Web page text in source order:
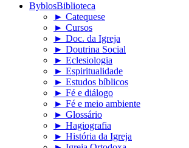
ByblosBiblioteca
► Catequese
► Cursos
► Doc. da Igreja
► Doutrina Social
► Eclesiologia
► Espiritualidade
► Estudos bíblicos
► Fé e diálogo
► Fé e meio ambiente
► Glossário
► Hagiografia
► História da Igreja